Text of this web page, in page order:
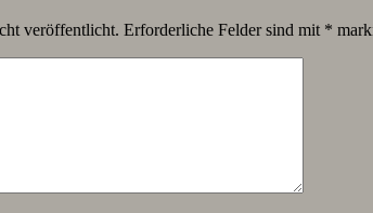
veröffentlicht. Erforderliche Felder sind mit *